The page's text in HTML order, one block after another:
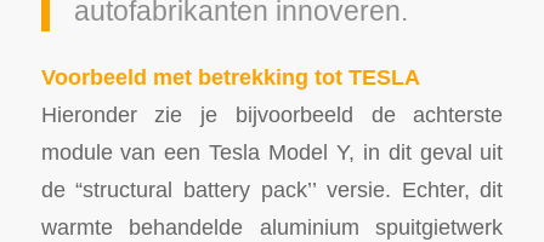
autofabrikanten innoveren.
Voorbeeld met betrekking tot TESLA
Hieronder zie je bijvoorbeeld de achterste
module van een Tesla Model Y, in dit geval uit
de “structural battery pack’’ versie. Echter, dit
warmte behandelde aluminium spuitgietwerk